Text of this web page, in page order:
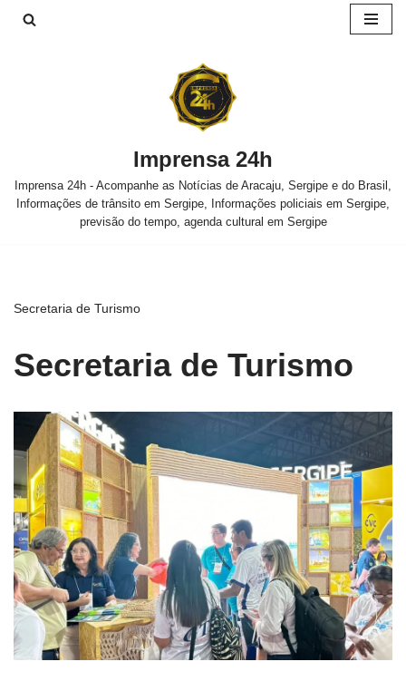
Imprensa 24h
Imprensa 24h - Acompanhe as Notícias de Aracaju, Sergipe e do Brasil,
Informações de trânsito em Sergipe, Informações policiais em Sergipe,
previsão do tempo, agenda cultural em Sergipe
Secretaria de Turismo
Secretaria de Turismo